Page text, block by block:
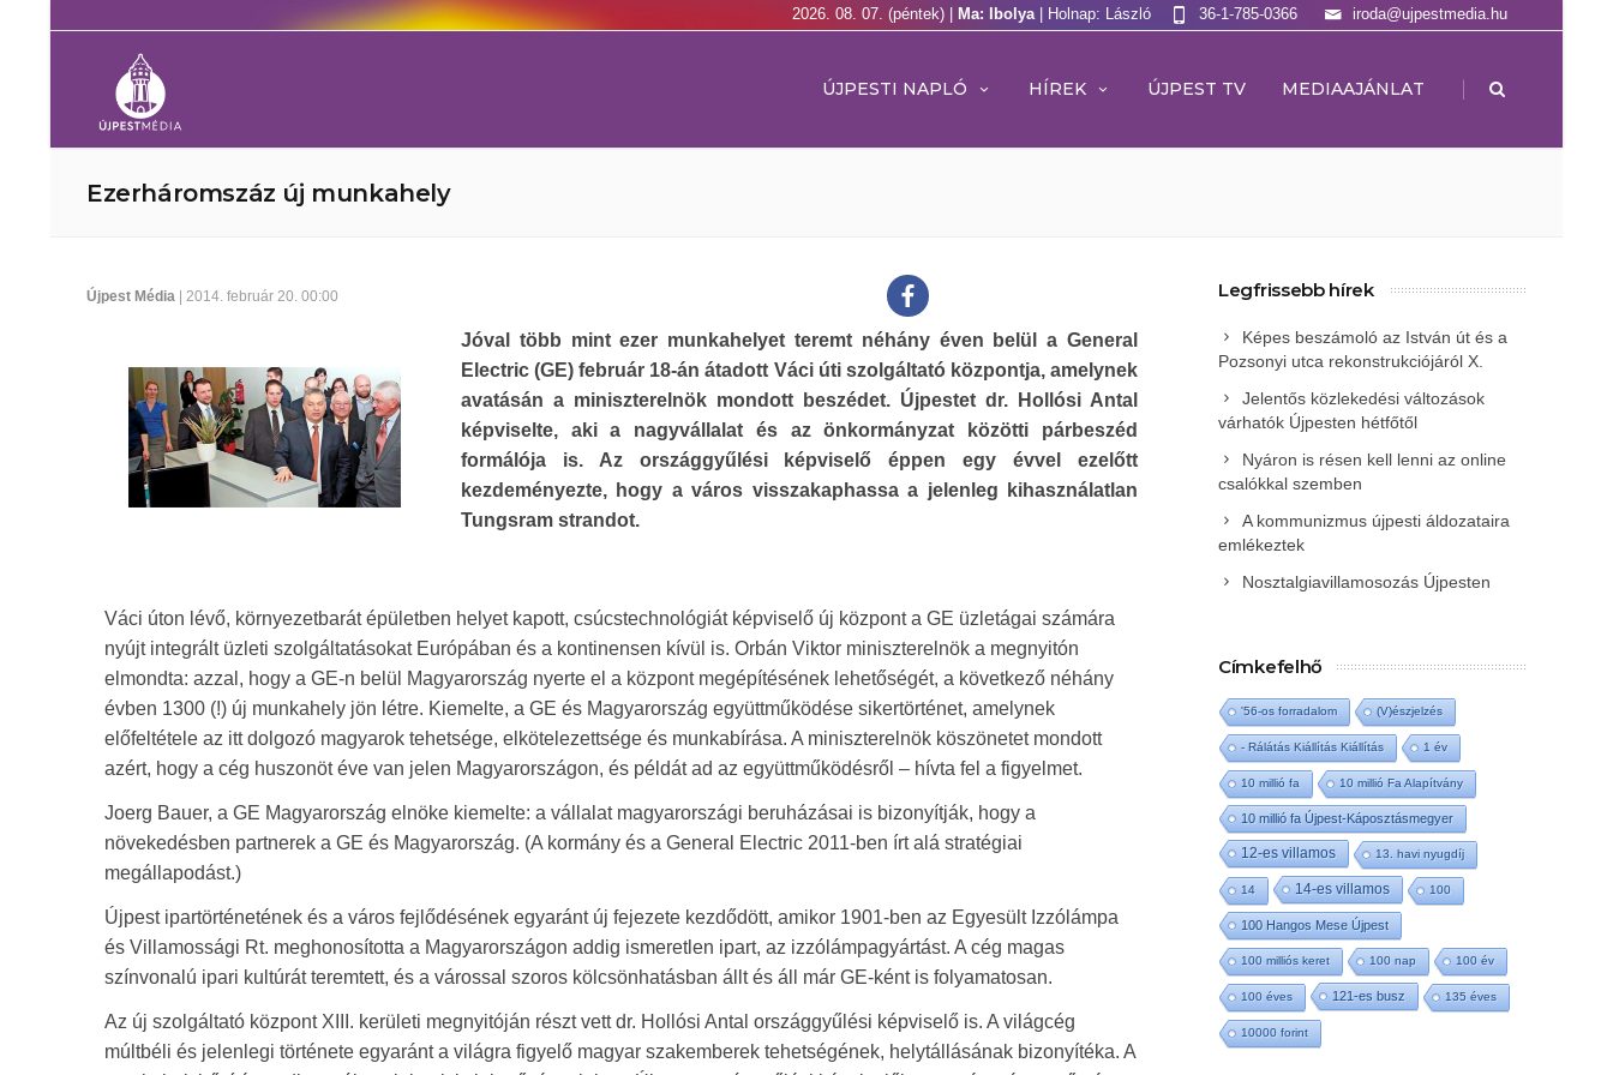
2026. 08. 07. (péntek) | Ma: Ibolya | Holnap: László iroda@ujpestmedia.hu
36-1-785-0366
ÚJPESTI NAPLÓ HÍREK ÚJPEST TV MEDIAAJÁNLAT |
Ezerháromszáz új munkahely
Újpest Média | 2014. február 20. 00:00
Jóval több mint ezer munkahelyet teremt néhány éven belül a General
Electric (GE) február 18-án átadott Váci úti szolgáltató központja, amelynek
avatásán a miniszterelnök mondott beszédet. Újpestet dr. Hollósi Antal
képviselte, aki a nagyvállalat és az önkormányzat közötti párbeszéd
formálója is. Az országgyűlési képviselő éppen egy évvel ezelőtt
kezdeményezte, hogy a város visszakaphassa a jelenleg kihasználatlan
Tungsram strandot.
Váci úton lévő, környezetbarát épületben helyet kapott, csúcstechnológiát képviselő új központ a GE üzletágai számára
nyújt integrált üzleti szolgáltatásokat Európában és a kontinensen kívül is. Orbán Viktor miniszterelnök a megnyitón
elmondta: azzal, hogy a GE-n belül Magyarország nyerte el a központ megépítésének lehetőségét, a következő néhány
évben 1300 (!) új munkahely jön létre. Kiemelte, a GE és Magyarország együttműködése sikertörténet, amelynek
előfeltétele az itt dolgozó magyarok tehetsége, elkötelezettsége és munkabírása. A miniszterelnök köszönetet mondott
azért, hogy a cég huszonöt éve van jelen Magyarországon, és példát ad az együttműködésről – hívta fel a figyelmet.
Joerg Bauer, a GE Magyarország elnöke kiemelte: a vállalat magyarországi beruházásai is bizonyítják, hogy a
növekedésben partnerek a GE és Magyarország. (A kormány és a General Electric 2011-ben írt alá stratégiai
megállapodást.)
Újpest ipartörténetének és a város fejlődésének egyaránt új fejezete kezdődött, amikor 1901-ben az Egyesült Izzólámpa
és Villamossági Rt. meghonosította a Magyarországon addig ismeretlen ipart, az izzólámpagyártást. A cég magas
színvonalú ipari kultúrát teremtett, és a várossal szoros kölcsönhatásban állt és áll már GE-ként is folyamatosan.
Az új szolgáltató központ XIII. kerületi megnyitóján részt vett dr. Hollósi Antal országgyűlési képviselő is. A világcég
múltbéli és jelenlegi története egyaránt a világra figyelő magyar szakemberek tehetségének, helytállásának bizonyítéka. A
Legfrissebb hírek
Képes beszámoló az István út és a
Pozsonyi utca rekonstrukciójáról X.
Jelentős közlekedési változások
várhatók Újpesten hétfőtől
Nyáron is résen kell lenni az online
csalókkal szemben
A kommunizmus újpesti áldozataira
emlékeztek
Nosztalgiavillamosozás Újpesten
Címkefelhő
'56-os forradalom (V)észjelzés
- Rálátás Kiállítás Kiállítás 1 év
10 millió fa 10 millió Fa Alapítvány
10 millió fa Újpest-Káposztásmegyer
12-es villamos 13. havi nyugdíj
14 14-es villamos 100
100 Hangos Mese Újpest
100 milliós keret 100 nap 100 év
100 éves 121-es busz 135 éves
10000 forint